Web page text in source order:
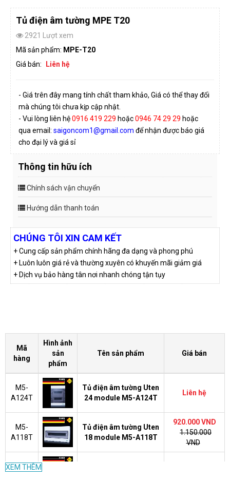
Tủ điện âm tường MPE T20
2921 Lượt xem
Mã sản phẩm: MPE-T20
Giá bán:
Liên hệ
- Giá trên đây mang tính chất tham khảo, Giá có thể thay đổi
mà chúng tôi chưa kịp cập nhật.
- Vui lòng liên hệ0916 419 229 hoặc0946 74 29 29 hoặc
qua email: saigoncom1@gmail.com để nhận được báo giá
cho đại lý và giá sỉ
Thông tin hữu ích
Chính sách vận chuyển
Hướng dẫn thanh toán
CHÚNG TÔI XIN CAM KẾT
+ Cung cấp sản phẩm chính hãng đa dạng và phong phú
+ Luôn luôn giá rẻ và thường xuyên có khuyến mãi giảm giá
+ Dịch vụ bảo hàng tân nơi nhanh chóng tận tụy
Mã
hàng
Hình ảnh
sản
phẩm
Tên sản phẩm Giá bán
M5-
A124T
Tủ điện âm tường Uten
24 module M5-A124T
Liên hệ
M5-
A118T
Tủ điện âm tường Uten
18 module M5-A118T
920.000 VND
1.150.000
VND
M5-
XEM THÊM